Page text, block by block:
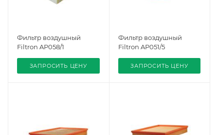
Фильтр воздушный
Filtron AP058/1
ЗАПРОСИТЬ ЦЕНУ
Фильтр воздушный
Filtron AP051/5
ЗАПРОСИТЬ ЦЕНУ